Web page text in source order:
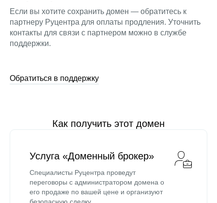
Если вы хотите сохранить домен — обратитесь к
партнеру Руцентра для оплаты продления. Уточнить
контакты для связи с партнером можно в службе
поддержки.
Обратиться в поддержку
Как получить этот домен
Услуга «Доменный брокер»
Специалисты Руцентра проведут
переговоры с администратором домена о
его продаже по вашей цене и организуют